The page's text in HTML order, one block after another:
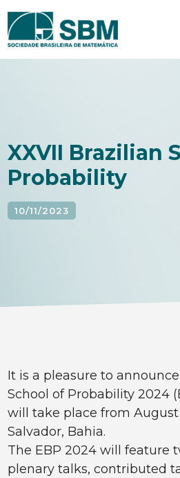
Pular
para
XXVII Brazilian
Probability
10/11/2023
It is a pleasure to
School of Probability 2024
will take place from
Salvador, Bahia.
The EBP 2024 will feature
plenary talks, contributed